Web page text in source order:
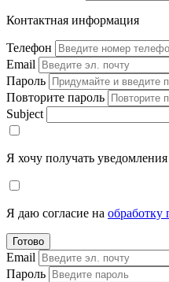
Контактная информация
Телефон
Email
Пароль
Повторите пароль
Subject
Я хочу получать
Я даю согласие на обработку
Готово
Email
Пароль